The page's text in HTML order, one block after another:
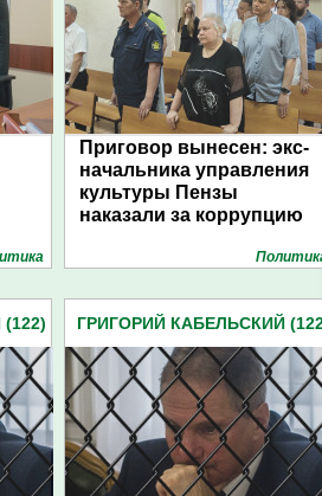
Приговор вынесен: экс-
начальника управления
культуры Пензы
наказали за коррупцию
ГРИГОРИЙ КАБЕЛЬСКИЙ